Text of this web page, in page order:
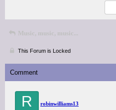
Music, music, music...
This Forum is Locked
Comment
R robinwilliams13